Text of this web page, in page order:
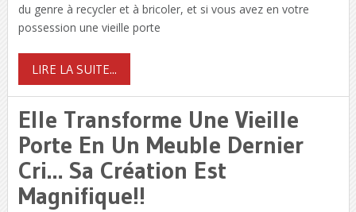
du genre à recycler et à bricoler, et si vous avez en votre
possession une vieille porte
LIRE LA SUITE...
Elle Transforme Une Vieille
Porte En Un Meuble Dernier
Cri… Sa Création Est
Magnifique!!